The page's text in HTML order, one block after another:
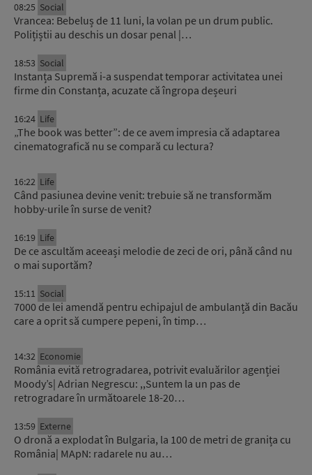
08:25 Social
Vrancea: Bebeluș de 11 luni, la volan pe un drum public.
Polițiștii au deschis un dosar penal |…
18:53 Social
Instanța Supremă i-a suspendat temporar activitatea unei
firme din Constanța, acuzate că îngropa deșeuri
16:24 Life
„The book was better”: de ce avem impresia că adaptarea
cinematografică nu se compară cu lectura?
16:22 Life
Când pasiunea devine venit: trebuie să ne transformăm
hobby-urile în surse de venit?
16:19 Life
De ce ascultăm aceeași melodie de zeci de ori, până când nu
o mai suportăm?
15:11 Social
7000 de lei amendă pentru echipajul de ambulanță din Bacău
care a oprit să cumpere pepeni, în timp…
14:32 Economie
România evită retrogradarea, potrivit evaluărilor agenției
Moody’s| Adrian Negrescu: ,,Suntem la un pas de
retrogradare în următoarele 18-20…
13:59 Externe
O dronă a explodat în Bulgaria, la 100 de metri de granița cu
România| MApN: radarele nu au…